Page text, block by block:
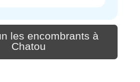
les encombrants à
Chatou